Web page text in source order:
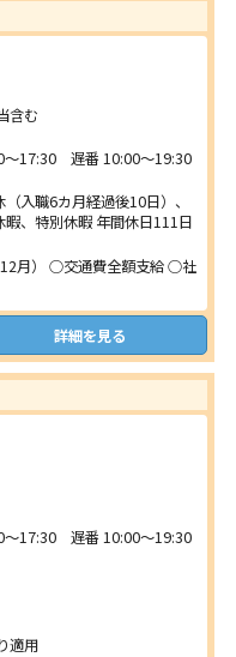
含む
～17:30 遅番 10:00～19:30
入職6カ月経過後10日）、
、特別休暇 年間休日111日
月） ○交通費全額支給 ○社
詳細を見る
～17:30 遅番 10:00～19:30
適用